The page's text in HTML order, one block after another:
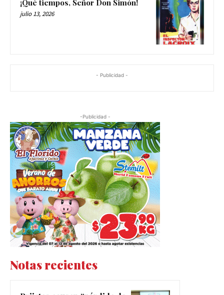
¡Qué tiempos, Señor Don Simón!
julio 13, 2026
- Publicidad -
-Publicidad -
Notas recientes